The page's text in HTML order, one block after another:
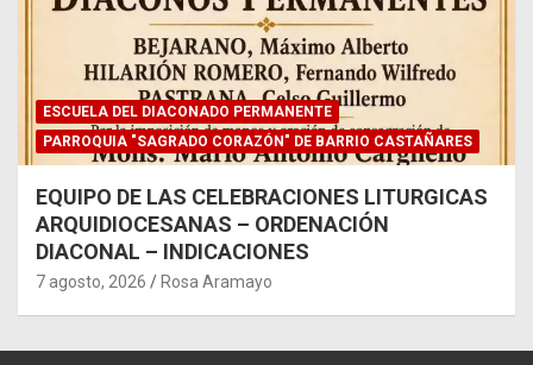
ESCUELA DEL DIACONADO PERMANENTE
PARROQUIA "SAGRADO CORAZÓN" DE BARRIO CASTAÑARES
EQUIPO DE LAS CELEBRACIONES LITURGICAS
ARQUIDIOCESANAS – ORDENACIÓN
DIACONAL – INDICACIONES
7 agosto, 2026 Rosa Aramayo